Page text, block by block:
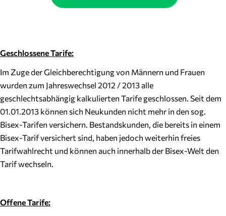
Geschlossene Tarife:
Im Zuge der Gleichberechtigung von Männern und Frauen
wurden zum Jahreswechsel 2012 / 2013 alle
geschlechtsabhängig kalkulierten Tarife geschlossen. Seit dem
01.01.2013 können sich Neukunden nicht mehr in den sog.
Bisex-Tarifen versichern. Bestandskunden, die bereits in einem
Bisex-Tarif versichert sind, haben jedoch weiterhin freies
Tarifwahlrecht und können auch innerhalb der Bisex-Welt den
Tarif wechseln.
Offene Tarife: